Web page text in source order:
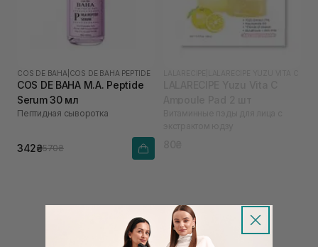
COS DE BAHA COS DE BAHA PEPTIDE
COS DE BAHA M.A. Peptide
Serum 30 мл
Пептидная сыворотка
342₴570₴